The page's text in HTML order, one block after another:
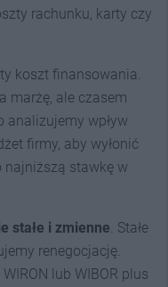
rachunku, karty czy
koszt finansowania.
marżę, ale czasem
analizujemy wpływ
firmy, aby wyłonić
najniższą stawkę w
stałe i zmienne . Stałe
renegocjację.
lub WIBOR plus